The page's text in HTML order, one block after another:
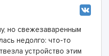
но свежезаваренным
недолго: что-то
устройство этим